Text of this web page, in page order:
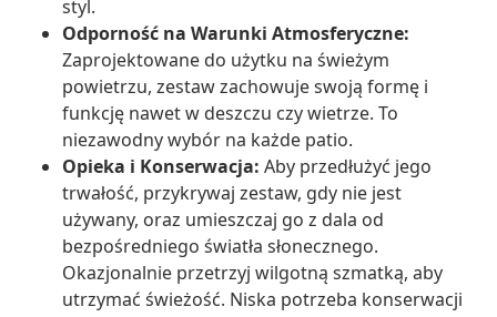
styl.
Odporność na Warunki Atmosferyczne:
Zaprojektowane do użytku na świeżym
powietrzu, zestaw zachowuje swoją formę i
funkcję nawet w deszczu czy wietrze. To
niezawodny wybór na każde patio.
Opieka i Konserwacja: Aby przedłużyć jego
trwałość, przykrywaj zestaw, gdy nie jest
używany, oraz umieszczaj go z dala od
bezpośredniego światła słonecznego.
Okazjonalnie przetrzyj wilgotną szmatką, aby
utrzymać świeżość. Niska potrzeba konserwacji